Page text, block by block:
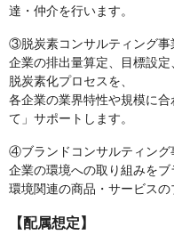
達・仲介を行います。
③脱炭素コンサルティング事
企業の排出量算定、目標設
脱炭素化プロセスを、
各企業の業界特性や規模に
て」サポートします。
④ブランドコンサルティング
企業の環境への取り組みをブ
環境関連の商品・サービスの
【配属想定】